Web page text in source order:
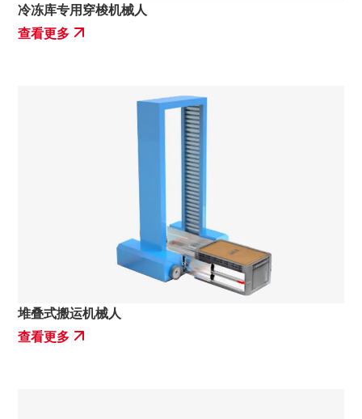
冷冻库专用穿梭机械人
查看更多
堆叠式搬运机械人
查看更多